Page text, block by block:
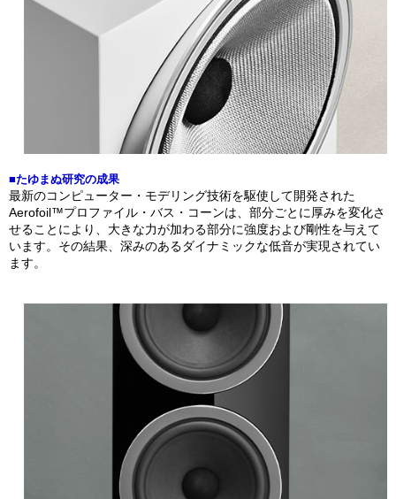
■たゆまぬ研究の成果
最新のコンピューター・モデリング技術を駆使して開発された
Aerofoil™プロファイル・バス・コーンは、部分ごとに厚みを変化さ
せることにより、大きな力が加わる部分に強度および剛性を与えて
います。その結果、深みのあるダイナミックな低音が実現されてい
ます。